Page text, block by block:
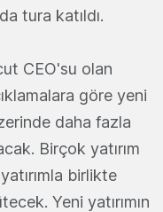
tura katıldı.
CEO'su olan
göre yeni
daha fazla
Birçok yatırım
birlikte
Yeni yatırımın